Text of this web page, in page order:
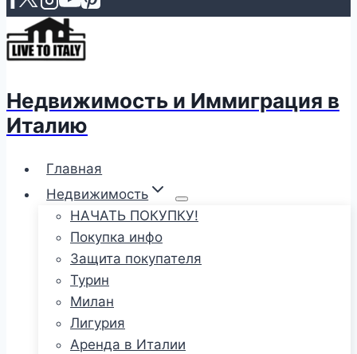
Недвижимость и Иммиграция в
Италию
Главная
Недвижимость
НАЧАТЬ ПОКУПКУ!
Покупка инфо
Защита покупателя
Турин
Милан
Лигурия
Аренда в Италии